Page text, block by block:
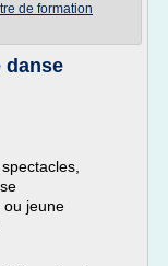
de formation
danse
ou jeune